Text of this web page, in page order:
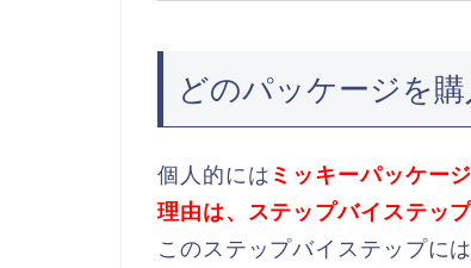
どのパッケージを購
個人的には ミッキーパッケー
理由は、ステップバイステッ
このステップバイステップに